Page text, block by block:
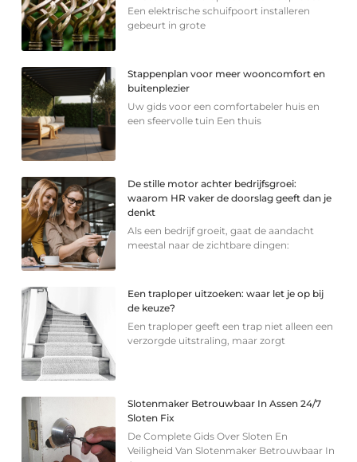
Een elektrische schuifpoort installeren
gebeurt in grote
Stappenplan voor meer wooncomfort en
buitenplezier
Uw gids voor een comfortabeler huis en
een sfeervolle tuin Een thuis
De stille motor achter bedrijfsgroei:
waarom HR vaker de doorslag geeft dan je
denkt
Als een bedrijf groeit, gaat de aandacht
meestal naar de zichtbare dingen:
Een traploper uitzoeken: waar let je op bij
de keuze?
Een traploper geeft een trap niet alleen een
verzorgde uitstraling, maar zorgt
Slotenmaker Betrouwbaar In Assen 24/7
Sloten Fix
De Complete Gids Over Sloten En
Veiligheid Van Slotenmaker Betrouwbaar In